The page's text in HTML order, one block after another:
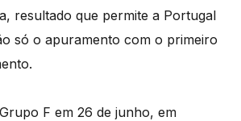
resultado que permite a Portugal
só o apuramento com o primeiro
F em 26 de junho, em